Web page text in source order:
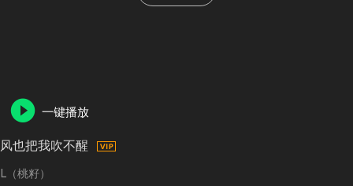
一键播放
风也把我吹不醒
L（桃籽）